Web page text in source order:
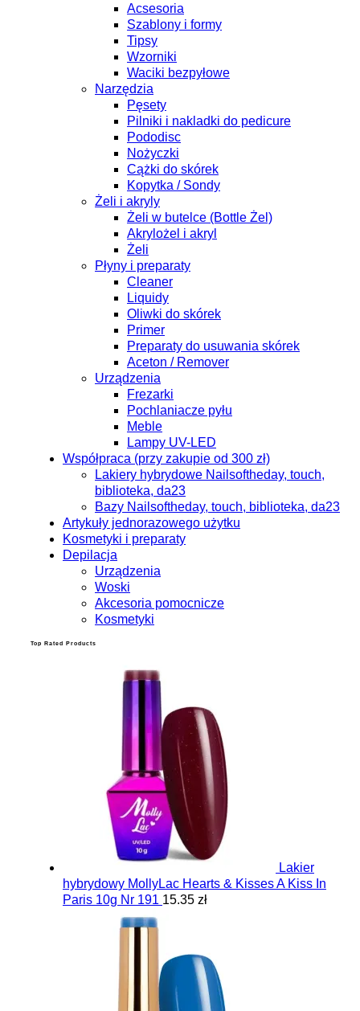
Acsesoria
Szablony i formy
Tipsy
Wzorniki
Waciki bezpyłowe
Narzędzia
Pęsety
Pilniki i nakladki do pedicure
Pododisc
Nożyczki
Cążki do skórek
Kopytka / Sondy
Żeli i akryly
Żeli w butelce (Bottle Żel)
Akrylożel i akryl
Żeli
Płyny i preparaty
Cleaner
Liquidy
Oliwki do skórek
Primer
Preparaty do usuwania skórek
Aceton / Remover
Urządzenia
Frezarki
Pochlaniacze pyłu
Meble
Lampy UV-LED
Współpraca (przy zakupie od 300 zł)
Lakiery hybrydowe Nailsoftheday, touch,
biblioteka, da23
Bazy Nailsoftheday, touch, biblioteka, da23
Artykuły jednorazowego użytku
Kosmetyki i preparaty
Depilacja
Urządzenia
Woski
Akcesoria pomocnicze
Kosmetyki
Top Rated Products
Lakier
hybrydowy MollyLac Hearts & Kisses A Kiss In
Paris 10g Nr 191 15.35 zł